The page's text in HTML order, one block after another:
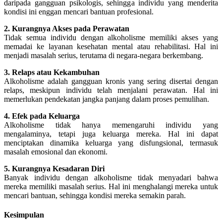
daripada gangguan psikologis, sehingga individu yang menderita
kondisi ini enggan mencari bantuan profesional.
2. Kurangnya Akses pada Perawatan
Tidak semua individu dengan alkoholisme memiliki akses yang
memadai ke layanan kesehatan mental atau rehabilitasi. Hal ini
menjadi masalah serius, terutama di negara-negara berkembang.
3. Relaps atau Kekambuhan
Alkoholisme adalah gangguan kronis yang sering disertai dengan
relaps, meskipun individu telah menjalani perawatan. Hal ini
memerlukan pendekatan jangka panjang dalam proses pemulihan.
4. Efek pada Keluarga
Alkoholisme tidak hanya memengaruhi individu yang
mengalaminya, tetapi juga keluarga mereka. Hal ini dapat
menciptakan dinamika keluarga yang disfungsional, termasuk
masalah emosional dan ekonomi.
5. Kurangnya Kesadaran Diri
Banyak individu dengan alkoholisme tidak menyadari bahwa
mereka memiliki masalah serius. Hal ini menghalangi mereka untuk
mencari bantuan, sehingga kondisi mereka semakin parah.
Kesimpulan